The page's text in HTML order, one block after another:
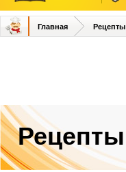
Главная Рецепты
Рецепты